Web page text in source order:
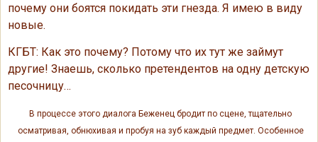
почему они боятся покидать эти гнезда. Я имею в виду
новые.
КГБТ: Как это почему? Потому что их тут же займут
другие! Знаешь, сколько претендентов на одну детскую
песочницу…
В процессе этого диалога Беженец бродит по сцене, тщательно
осматривая, обнюхивая и пробуя на зуб каждый предмет. Особенное